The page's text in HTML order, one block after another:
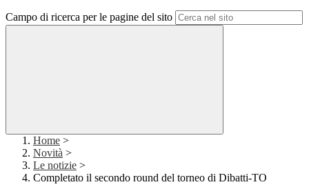
Campo di ricerca per le pagine del sito
Home >
Novità >
Le notizie >
Completato il secondo round del torneo di Dibatti-TO